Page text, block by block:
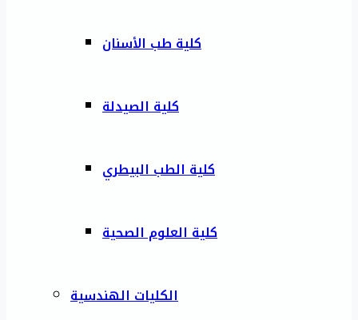
كلية طب الأسنان
كلية الصيدلة
كلية الطب البيطري
كلية العلوم الصحية
الكليات الهندسية